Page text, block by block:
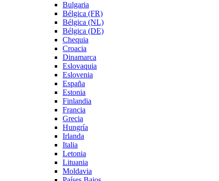
Bulgaria
Bélgica (FR)
Bélgica (NL)
Bélgica (DE)
Chequia
Croacia
Dinamarca
Eslovaquia
Eslovenia
España
Estonia
Finlandia
Francia
Grecia
Hungría
Irlanda
Italia
Letonia
Lituania
Moldavia